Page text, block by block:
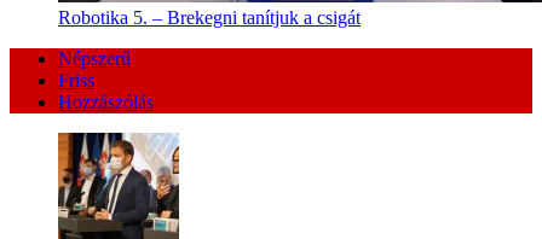
Robotika 5. – Brekegni tanítjuk a csigát
Népszerű
Friss
Hozzászólás